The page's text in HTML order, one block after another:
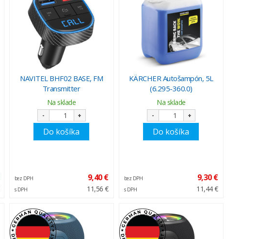
NAVITEL BHF02 BASE, FM
Transmitter
Na sklade
- +
Do košíka
bez DPH 9,40 €
s DPH 11,56 €
KÄRCHER Autošampón, 5L
(6.295-360.0)
Na sklade
- +
Do košíka
bez DPH 9,30 €
s DPH 11,44 €